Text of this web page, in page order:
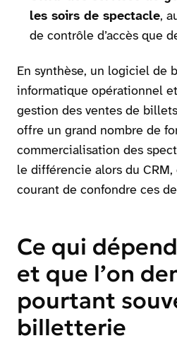
les soirs de spectacle,
de contrôle d’accès que
En synthèse, un logiciel
informatique opérationnel
gestion des ventes de
offre un grand nombre de
commercialisation des
le différencie alors du
courant de confondre ces
Ce qui
et que l’on
pourtant
billetterie